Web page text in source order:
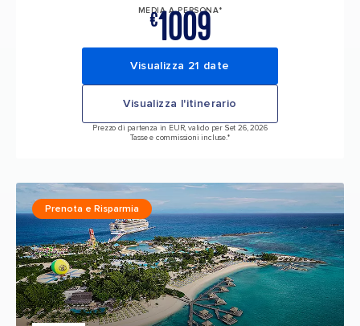
MEDIA A PERSONA*
€1009
Visualizza 21 date
Visualizza l'itinerario
Prezzo di partenza in EUR, valido per Set 26, 2026
Tasse e commissioni incluse.*
Prenota e Risparmia